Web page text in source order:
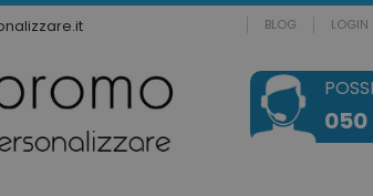
BLOG LOGIN
050